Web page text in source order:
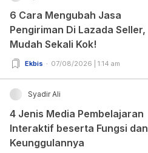
6 Cara Mengubah Jasa
Pengiriman Di Lazada Seller,
Mudah Sekali Kok!
Ekbis 07/08/2026 | 1:14 am
Syadir Ali
4 Jenis Media Pembelajaran
Interaktif beserta Fungsi dan
Keunggulannya